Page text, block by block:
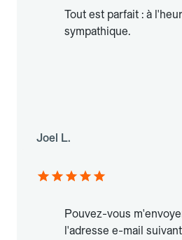
Tout est parfait : à
sympathique.
Joel L.
Pouvez-vous
l'adresse e-mail